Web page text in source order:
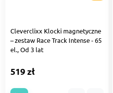
Cleverclixx Klocki magnetyczne
– zestaw Race Track Intense - 65
el., Od 3 lat
519 zł